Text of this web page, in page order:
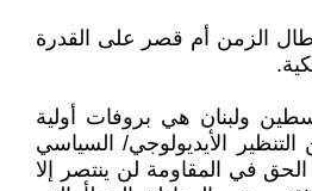
الزمن أم قصر على القدرة
ولبنان هي بروفات أولية
الأيديولوجي/ السياسي
في المقاومة لن ينتصر إلا